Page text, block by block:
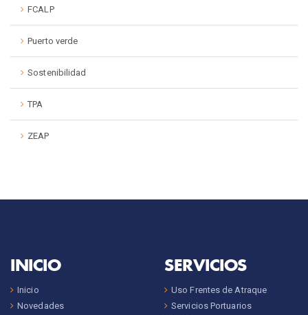
FCALP
Puerto verde
Sostenibilidad
TPA
ZEAP
INICIO
Inicio
Novedades
SERVICIOS
Uso Frentes de Atraque
Servicios Portuarios